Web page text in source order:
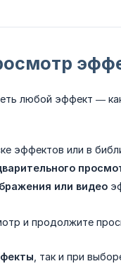
любой эффект —
эффектов или в
или видео
и продолжите
, так и при